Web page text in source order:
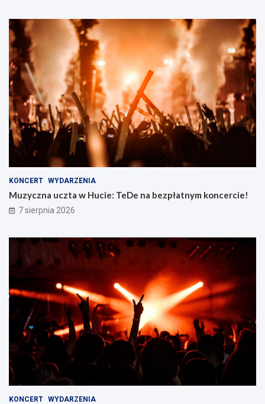
KONCERT WYDARZENIA
Muzyczna uczta w Hucie: TeDe na bezpłatnym koncercie!
7 sierpnia 2026
KONCERT WYDARZENIA